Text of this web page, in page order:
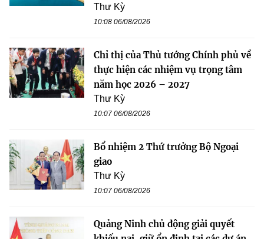
Thư Kỳ
10:08 06/08/2026
Chỉ thị của Thủ tướng Chính phủ về
thực hiện các nhiệm vụ trọng tâm
năm học 2026 – 2027
Thư Kỳ
10:07 06/08/2026
Bổ nhiệm 2 Thứ trưởng Bộ Ngoại
giao
Thư Kỳ
10:07 06/08/2026
Quảng Ninh chủ động giải quyết